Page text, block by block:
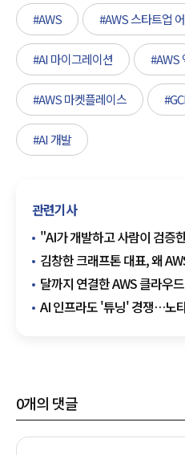
#AWS #AWS 스타트업
#AI 마이그레이션 #AWS
#AWS 마켓플레이스
#AI 개발
관련기사
"AI가 개발하고 사람이 검증
방법론 공개
김창한 크래프톤 대표, 왜
마지막은 '클라우드'
달까지 연결한 AWS 클라우
데이터 처리 혁신
AI 인프라도 '튜닝' 경쟁…노
0개의 댓글